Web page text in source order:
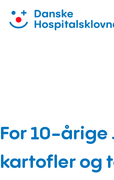
For 10-
kartofler og